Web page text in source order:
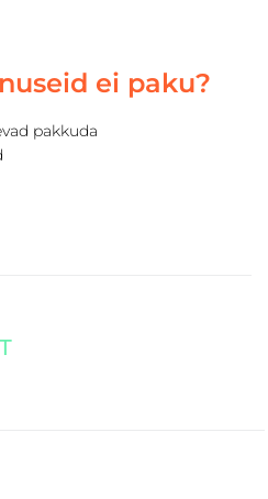
ei paku?
pakkuda